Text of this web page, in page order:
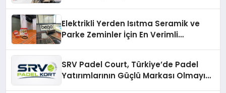
Elektrikli Yerden Isıtma Seramik ve
Parke Zeminler İçin En Verimli
SRV Padel Court, Türkiye’de Padel
Yatırımlarının Güçlü Markası Olmayı